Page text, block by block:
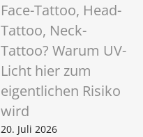
Face-Tattoo, Head-
Tattoo, Neck-
Tattoo? Warum UV-
Licht hier zum
eigentlichen Risiko
wird
20. Juli 2026